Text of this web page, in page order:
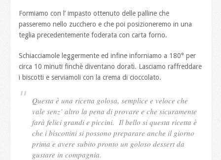
Formiamo con l’ impasto ottenuto delle palline che
passeremo nello zucchero e che poi posizioneremo in una
teglia precedentemente foderata con carta forno.
Schiacciamole leggermente ed infine inforniamo a 180° per
circa 10 minuti finchè diventano dorati. Lasciamo raffreddare
i biscotti e serviamoli con la crema di cioccolato.
Questa è una ricetta golosa, semplice e veloce che
vale senz’ altro la pena di provare e che sicuramente
farà felici grandi e piccini. Il bello si questa ricetta è
che i biscottini si possono preparare anche il giorno
prima e avere subito pronto un goloso dessert da
gustare in compagnia.